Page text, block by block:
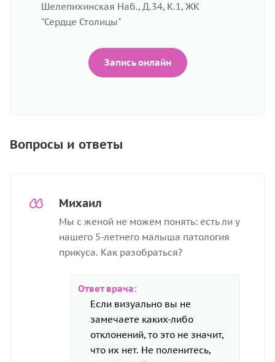
Шелепихинская Наб., Д.34, К.1, ЖК
"Сердце Столицы"
Запись онлайн
Вопросы и ответы
Михаил
Мы с женой не можем понять: есть ли у
нашего 5-летнего малыша патология
прикуса. Как разобраться?
Ответ врача:
Если визуально вы не
замечаете каких-либо
отклонений, то это не значит,
что их нет. Не поленитесь,